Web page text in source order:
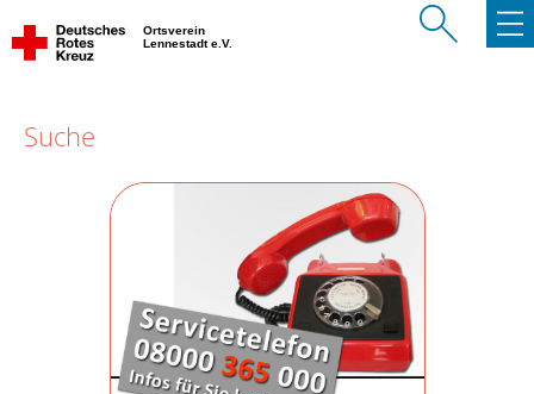
Ortsverein
Lennestadt e.V.
Suche